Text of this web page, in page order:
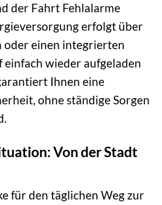
der Fahrt Fehlalarme
erfolgt über
oder einen integrierten
einfach wieder aufgeladen
Ihnen eine
ohne ständige Sorgen
Von der Stadt
für den täglichen Weg zur